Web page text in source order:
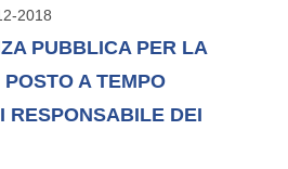
2018
PUBBLICA PER LA
A TEMPO
RESPONSABILE DEI